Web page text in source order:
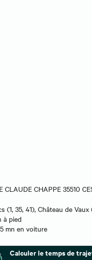
CLAUDE CHAPPE 35510
(1, 35, 41), Château de Vaux
à pied
mn en voiture
Calculer le temps de